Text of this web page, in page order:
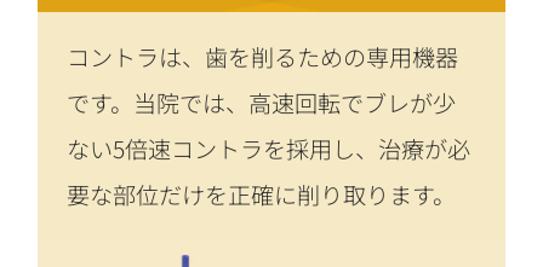
コントラは、歯を削るための専用機器
です。当院では、高速回転でブレが少
ない5倍速コントラを採用し、治療が必
要な部位だけを正確に削り取ります。